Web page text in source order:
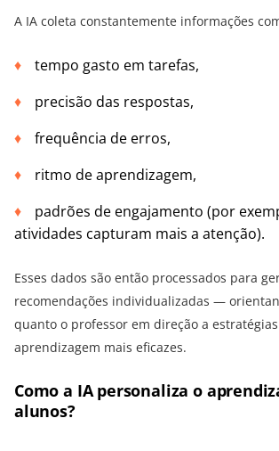
A IA coleta constantemente informações
tempo gasto em tarefas,
precisão das respostas,
frequência de erros,
ritmo de aprendizagem,
padrões de engajamento (por
atividades capturam mais a atenção).
Esses dados são então processados ​​para
recomendações individualizadas —
quanto o professor em direção a
aprendizagem mais eficazes.
Como a IA personaliza o
alunos?